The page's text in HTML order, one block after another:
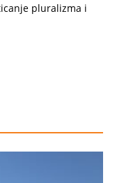
pluralizma i